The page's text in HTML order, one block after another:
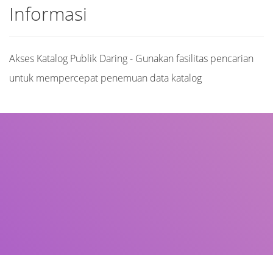
Informasi
Akses Katalog Publik Daring - Gunakan fasilitas pencarian
untuk mempercepat penemuan data katalog